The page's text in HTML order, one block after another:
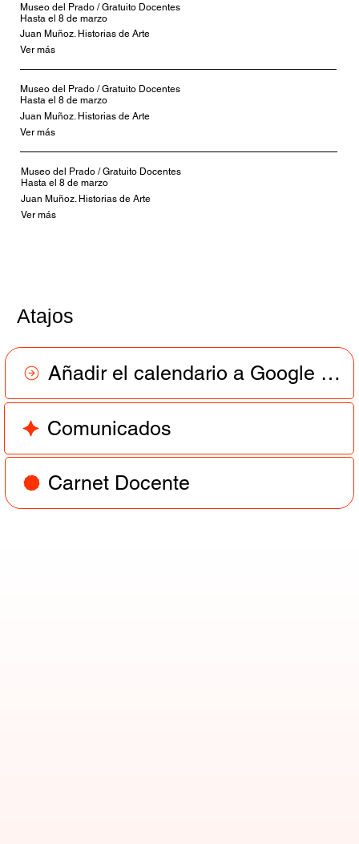
Museo del Prado / Gratuito Docentes
Hasta el 8 de marzo
Juan Muñoz. Historias de Arte
Ver más
Museo del Prado / Gratuito Docentes
Hasta el 8 de marzo
Juan Muñoz. Historias de Arte
Ver más
Museo del Prado / Gratuito Docentes
Hasta el 8 de marzo
Juan Muñoz. Historias de Arte
Ver más
Atajos
Añadir el calendario a Google Calendar
Comunicados
Carnet Docente